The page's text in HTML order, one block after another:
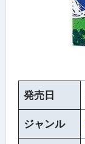
発売日
ジャンル